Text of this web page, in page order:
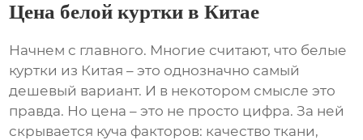
Цена белой куртки в Китае
Начнем с главного. Многие считают, что белые
куртки из Китая – это однозначно самый
дешевый вариант. И в некотором смысле это
правда. Но цена – это не просто цифра. За ней
скрывается куча факторов: качество ткани,